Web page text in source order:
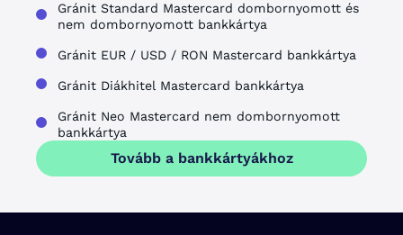
Gránit Standard Mastercard dombornyomott és
nem dombornyomott bankkártya
Gránit EUR / USD / RON Mastercard bankkártya
Gránit Diákhitel Mastercard bankkártya
Gránit Neo Mastercard nem dombornyomott
bankkártya
Tovább a bankkártyákhoz